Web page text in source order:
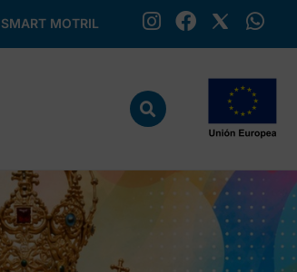
SMART MOTRIL